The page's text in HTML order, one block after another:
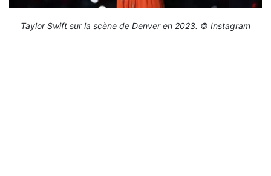
Taylor Swift sur la scène de Denver en 2023. © Instagram